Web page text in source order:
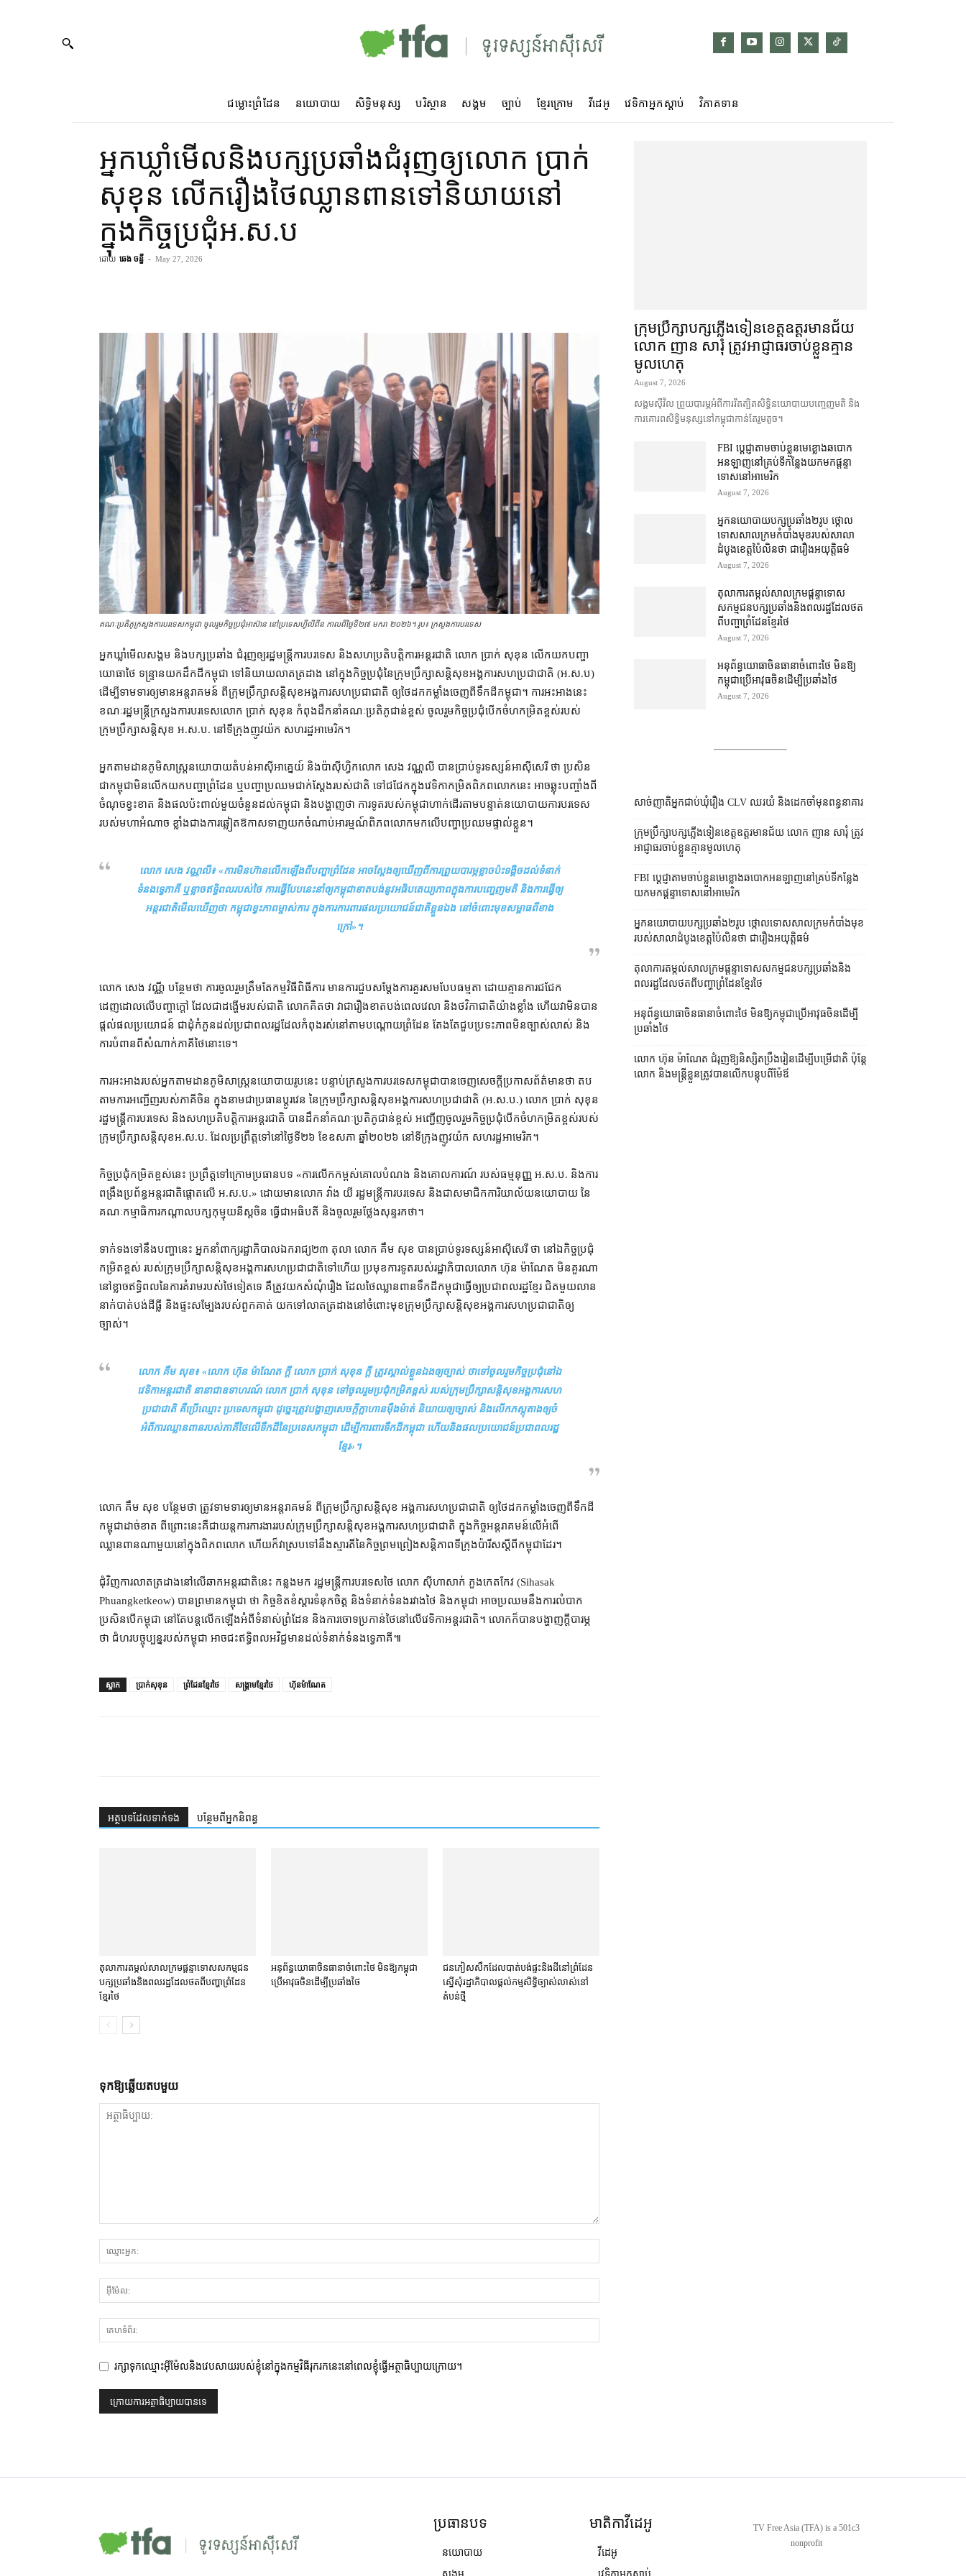
ជម្លោះព្រំដែន នយោបាយ សិទ្ធិមនុស្ស បរិស្ថាន សង្គម ច្បាប់ ខ្មែរក្រោម វីដេអូ វេទិកាអ្នកស្ដាប់ វិភាគទាន
អ្នកឃ្លាំមើល​និង​បក្ស​ប្រឆាំង​ជំរុញ​ឲ្យ​លោក ប្រាក់
សុខុន លើករឿង​ថៃ​ឈ្លានពាន​ទៅ​និយាយ​នៅ​
ក្នុង​កិច្ចប្រជុំ​អ.ស.ប
ដោយ ឆេង ចន្នី - May 27, 2026
គណៈប្រតិភូក្រសួងការបរទេសកម្ពុជា ចូលរួមកិច្ចប្រជុំ​អាស៊ាន នៅប្រទេសហ្វីលីពីន កាលពីថ្ងៃទី២៧ មករា ២០២៦។ រូប៖ ក្រសួងការបរទេស
អ្នកឃ្លាំមើល​សង្គម និង​បក្ស​ប្រឆាំង ជំរុញ​ឲ្យ​រដ្ឋមន្ត្រីការបរទេស និង​សហប្រតិបត្តិការ​អន្តរជាតិ លោក ប្រាក់ សុខុន លើកយក​បញ្ហា​
យោធា​ថៃ ទន្ទ្រាន​យក​ដឹក​ដី​កម្ពុជា ​ទៅ​និយាយ​លាតត្រដាង នៅក្នុង​កិច្ចប្រជុំ​នៃ​ក្រុមប្រឹក្សាសន្តិសុខ​អង្គការសហប្រជាជាតិ (អ.ស.ប)
ដើម្បី​ទាមទារ​ឲ្យ​មាន​អន្តរាគមន៍ ពី​ក្រុមប្រឹក្សាសន្តិសុខ​អង្គការសហប្រជាជាតិ ឲ្យ​ថៃ​ដក​កម្លាំង​ចេញពី​ទឹកដី​កម្ពុជា។ ការ​អះអាង​នេះ
ខណៈ​រដ្ឋមន្ត្រី​ក្រសួង​ការបរទេស​លោក ប្រាក់ សុខុន កំពុង​ដឹកនាំ​គណៈប្រតិភូ​ជាន់ខ្ពស់ ចូលរួម​កិច្ចប្រជុំ​បើកចំហ​កម្រិត​ខ្ពស់​របស់
ក្រុមប្រឹក្សាសន្តិសុខ អ​.​ស​.​ប​. នៅ​ទីក្រុង​ញូវយ៉ក សហរដ្ឋអាមេរិក។
អ្នក​តាមដាន​ភូមិសាស្ត្រ​នយោបាយ​តំបន់​អាស៊ីអាគ្នេយ៍ និង​ប៉ាស៊ីហ្វិក​លោក សេង វណ្ណលី បាន​ប្រាប់​ទូរទស្សន៍​អាស៊ីសេរី ថា ប្រសិន
ជា​កម្ពុជា​មិន​លើកយក​បញ្ហា​ព្រំដែន ឬ​បញ្ហា​ប្រឈម​ជាក់ស្តែង​របស់​ជាតិ ទៅ​ជជែក​ក្នុង​វេទិកា​កម្រិត​ពិភពលោក​នេះ អាច​ឆ្លុះបញ្ចាំង​ពី​
ចំណុច​ខ្វះខាត និង​ផល​ប៉ះពាល់​មួយចំនួន​ដល់​កម្ពុជា និង​បង្ហាញ​ថា ការទូត​របស់​កម្ពុជា​ហាក់​ដើរ​តាម​បន្ទាត់នយោបាយ​ការបរទេស​
របស់​មហា​អំណាច ខ្លាំង​ជាង​ការ​ឆ្លៀតឱកាស​ទាញ​យក​ចំណាប់អារម្មណ៍​ពិភពលោក​មក​លើ​បញ្ហា​ប្រឈម​ផ្ទាល់ខ្លួន។
លោក សេង វណ្ណលី៖ «ការ​មិន​ហ៊ាន​លើកឡើង​ពី​បញ្ហា​ព្រំដែន អាច​ស្តែង​ឲ្យ​ឃើញ​ពី​ការ​ព្រួយ​បារម្ភ​ខ្លាច​ប៉ះទង្គិច​ដល់​ទំនាក់
ទំនង​ទ្វេភាគី ឬ​ខ្លាច​ឥទ្ធិពល​របស់​ថៃ ការ​ធ្វើ​បែបនេះ​នាំ​ឲ្យ​កម្ពុជា​ខាតបង់​នូវ​អធិបតេយ្យភាព​ក្នុង​ការ​បញ្ចេញមតិ និង​ការ​ធ្វើ​ឲ្យ​
អន្តរជាតិ​មើល​ឃើញ​ថា កម្ពុជា​ខ្វះ​ភាព​ម្ចាស់​ការ ក្នុង​ការ​ការពារ​ផលប្រយោជន៍​ជាតិ​ខ្លួនឯង នៅ​ចំពោះមុខ​សម្ពាធ​ពី​ខាង
ក្រៅ»។
លោក សេង វណ្ណី បន្ថែម​ថា ការ​ចូលរួម​ត្រឹមតែ​កម្មវិធី​ពិធីការ មាន​ការ​ជួប​សម្តែង​ការគួរសម​បែប​ធម្មតា ដោយ​គ្មាន​ការ​ជជែក​
ដេញដោល​លើ​បញ្ហា​ក្តៅ ដែល​ជា​ដង្ហើម​របស់​ជាតិ លោក​គិត​ថា វា​ជា​រឿង​ខាតបង់​ពេលវេលា និង​ថវិកាជាតិ​យ៉ាង​ខ្លាំង ហើយ​វា​មិន​បាន​
ផ្តល់​ផលប្រយោជន៍ ជា​ដុំកំភួន​ដល់​ប្រជាពលរដ្ឋ​ដែល​កំពុង​រស់​នៅ​តាម​បណ្តោយ​ព្រំដែន តែងតែ​ជួបប្រទះ​ភាព​មិន​ច្បាស់លាស់ និង​
ការបំពាន​ពី​សំណាក់​ភាគី​ថៃ​នោះ​ទេ។
ការ​អះអាង​របស់​អ្នក​តាមដាន​ភូមិសាស្ត្រ​នយោបាយ​រូប​នេះ បន្ទាប់​ក្រសួង​ការបរទេស​កម្ពុជា​បាន​ចេញ​សេចក្តី​ប្រកាស​ព័ត៌មាន​ថា តប​
តាម​ការ​អញ្ជើញ​របស់​ភាគី​ចិន ក្នុង​នាម​ជា​ប្រធាន​ប្តូរ​វេន នៃ​ក្រុមប្រឹក្សាសន្តិសុខ​អង្គការសហប្រជាជាតិ (​អ​.​ស​.​ប​.) លោក ប្រាក់ សុខុន
រដ្ឋមន្ត្រីការបរទេស និង​សហប្រតិបត្តិការ​អន្តរជាតិ បាន​ដឹកនាំ​គណៈប្រតិភូ​ជាន់ខ្ពស់ អញ្ជើញ​ចូលរួម​កិច្ចប្រជុំ​បើកចំហ​កម្រិត​ខ្ពស់​របស់
ក្រុមប្រឹក្សាសន្តិសុខ​អ​.ស​.​ប​. ដែល​ប្រព្រឹត្តទៅ​នៅ​ថ្ងៃទី​២៦ ខែ​ឧសភា ឆ្នាំ​២០២៦ នៅ​ទីក្រុង​ញូវយ៉ក សហរដ្ឋ​អាមេរិក។
កិច្ចប្រជុំ​កម្រិត​ខ្ពស់​នេះ ប្រព្រឹត្តទៅ​ក្រោម​ប្រធានបទ «​ការ​លើក​កម្ពស់​គោលបំណង និង​គោលការណ៍ របស់​ធម្មនុញ្ញ អ​.​ស​.​ប​. និង​ការ​
ពង្រឹង​ប្រព័ន្ធ​អន្តរជាតិ​ផ្ដោត​លើ អ​.​ស​.​ប​.» ដោយមាន​លោក វ៉ាង យី រដ្ឋមន្ត្រីការបរទេស និង​ជា​សមាជិក​ការិយាល័យ​នយោបាយ នៃ​
គណៈកម្មាធិការ​កណ្តាល​បក្ស​កុម្មុយនីស្ត​ចិន ធ្វើជា​អធិបតី និង​ចូលរួម​ថ្លែង​សុន្ទរកថា។
ទាក់ទង​ទៅ​នឹង​បញ្ហា​នេះ អ្នកនាំពាក្យ​រដ្ឋាភិបាល​ឯករាជ្យ​២៣ តុលា លោក គឹម សុខ បាន​ប្រាប់​ទូរទស្សន៍​អាស៊ីសេរី ថា នៅ​ឯ​កិច្ចប្រជុំ​
កម្រិត​ខ្ពស់ របស់​ក្រុមប្រឹក្សាសន្តិសុខ​អង្គការសហប្រជាជាតិ​ទៅ​ហើយ ប្រមុខ​ការទូត​របស់​រដ្ឋាភិបាល​លោក ហ៊ុន ម៉ាណែត មិនគួរ​ណា
នៅ​ខ្លាច​ឥទ្ធិពល​នៃ​ការ​គំរាម​របស់​ថៃ​ទៀត​ទេ គឺ​ត្រូវ​យក​សំណុំរឿង ដែល​ថៃ​ឈ្លានពាន​ទឹកដី​កម្ពុជា​ធ្វើ​ឲ្យ​ប្រជាពលរដ្ឋ​ខ្មែរ ជិត​មួយ​លាន​
នាក់​បាត់បង់​ដីធ្លី និង​ផ្ទះសម្បែង​របស់​ពួកគាត់ យក​ទៅ​លាតត្រដាង​នៅ​ចំពោះមុខ​ក្រុមប្រឹក្សាសន្តិសុខ​អង្គការសហប្រជាជាតិ​ឲ្យ​
ច្បាស់។
លោក គឹម សុខ៖ «លោក ហ៊ុន ម៉ាណែត ក្តី លោក ប្រាក់ សុខុន ក្ដី ត្រូវ​ស្គាល់​ខ្លួនឯង​ឲ្យ​ច្បាស់ ថា​ទៅ​ចូលរួម​កិច្ចប្រជុំ​នៅ​ឯ​
វេទិកា​អន្តរជាតិ នានា​ជា​ឧទាហរណ៍ លោក ប្រាក់ សុខុន ទៅ​ចូលរួម​ប្រជុំ​កម្រិត​ខ្ពស់ របស់​ក្រុមប្រឹក្សាសន្តិសុខ​អង្គការសហ
ប្រជាជាតិ គឺ​ប្រើ​ឈ្មោះ ប្រទេស​កម្ពុជា ដូច្នេះ​ត្រូវ​បង្ហាញ​សេចក្តី​ក្លាហាន​ម៉ឺងម៉ាត់ និយាយ​ឲ្យ​ច្បាស់ និង​លើក​ភស្តុតាង​ឲ្យ​ចំ
អំពី​ការឈ្លានពាន​របស់​ភាគី​ថៃ​លើ​ទឹកដី​នៃ​ប្រទេស​កម្ពុជា ដើម្បី​ការពារ​ទឹកដី​កម្ពុជា ហើយ​និង​ផលប្រយោជន៍​ប្រជាពលរដ្ឋ​
ខ្មែរ»។
លោក គឹម សុខ បន្ថែម​ថា ត្រូវ​ទាមទារ​ឲ្យ​មាន​អន្តរាគមន៍ ពី​ក្រុមប្រឹក្សាសន្តិសុខ អង្គការ​សហប្រជាជាតិ ឲ្យ​ថៃ​ដក​កម្លាំង​ចេញពី​ទឹកដី​
កម្ពុជា​ដាច់ខាត ពីព្រោះ​នេះ​គឺជា​យន្តការ​ការងារ​របស់​ក្រុមប្រឹក្សាសន្តិសុខ​អង្គការសហប្រជាជាតិ ក្នុង​កិច្ច​អន្តរាគមន៍​លើ​អំពើ​
ឈ្លានពាន​ណាមួយ​នៅក្នុង​ពិភពលោក ហើយក៏​វា​ស្រប​ទៅ​នឹង​ស្មារតី​នៃ​កិច្ចព្រមព្រៀង​សន្តិភាព​ទីក្រុង​ប៉ារីស​ស្ដីពី​កម្ពុជា​ដែរ។
ជុំវិញ​ការ​លាតត្រដាង​នៅ​លើ​ឆាក​អន្តរជាតិ​នេះ កន្លងមក រដ្ឋមន្ត្រីការបរទេស​ថៃ លោក ស៊ីហាសាក់ ភួងកេតកែវ (Sihasak
Phuangketkeow) បាន​ព្រមាន​កម្ពុជា ថា កិច្ច​ខិតខំ​ស្ដារ​ទំនុកចិត្ត និង​ទំនាក់ទំនង​រវាង​ថៃ និង​កម្ពុជា អាច​ប្រឈម​នឹង​ការ​លំបាក
ប្រសិនបើ​កម្ពុជា នៅតែ​បន្ត​លើកឡើង​អំពី​ទំនាស់​ព្រំដែន និង​ការចោទប្រកាន់​ថៃ​នៅ​លើ​វេទិកា​អន្តរជាតិ​។ លោក​ក៏​បាន​បង្ហាញ​ក្តី​បារម្ភ​
ថា ជំហរ​បច្ចុប្បន្ន​របស់​កម្ពុជា អាច​ជះឥទ្ធិពល​អវិជ្ជមាន​ដល់​ទំនាក់ទំនង​ទ្វេភាគី៕
ស្លាក ប្រាក់សុខុន ព្រំដែនខ្មែរថៃ សង្គ្រាមខ្មែរថៃ ហ៊ុនម៉ាណែត
អត្ថបទ​ដែល​ទាក់ទង បន្ថែម​ពី​អ្នកនិពន្ធ
តុលាការ​តម្កល់​សាលក្រម​ផ្ដន្ទាទោស​សកម្មជន​
បក្ស​ប្រឆាំង​និង​ពលរដ្ឋ​ដែល​ថត​ពី​បញ្ហា​ព្រំដែន​
ខ្មែរ​ថៃ
អនុព័ន្ធយោធា​ចិន​ធានា​ចំពោះ​ថៃ មិន​ឱ្យ​កម្ពុជា​
ប្រើ​អាវុធ​ចិន​ដើម្បី​ប្រឆាំង​ថៃ ​
ជនភៀសសឹក​ដែល​បាត់បង់​ផ្ទះ​និង​ដី​នៅ​ព្រំដែន​
ស្នើសុំ​រដ្ឋាភិបាល​ផ្តល់​កម្មសិទ្ធិ​ច្បាស់លាស់​នៅ​
តំបន់​ថ្មី
ទុក​ឱ្យ​ឆ្លើយ​តប​មួយ
រក្សាទុកឈ្មោះអ៊ីម៉ែលនិងវេបសាយរបស់ខ្ញុំនៅក្នុងកម្មវិធីរុករកនេះនៅពេលខ្ញុំធ្វើអត្ថាធិប្បាយក្រោយ។
ក្រុមប្រឹក្សា​បក្ស​ភ្លើងទៀន​ខេត្ត​ឧត្ដរមានជ័យ
លោក ញាន សារុំ ត្រូវ​អាជ្ញាធរ​ចាប់ខ្លួន​គ្មាន​
មូលហេតុ
August 7, 2026
សង្គម​ស៊ីវិល ព្រួយបារម្ភ​អំពី​ការ​រឹតត្បិត​សិទ្ធិ​នយោបាយ​បញ្ចេញមតិ និង​
ការគោរព​សិទ្ធិមនុស្ស​នៅ​កម្ពុជា​កាន់តែ​រួម​តូច។
FBI ប្ដេជ្ញា​តាម​ចាប់ខ្លួន​មេខ្លោង​ឆបោក​
អនឡាញ​នៅ​គ្រប់​ទីកន្លែង​យក​មក​ផ្ដន្ទា
ទោស​នៅ​អាមេរិក
August 7, 2026
អ្នកនយោបាយ​បក្ស​ប្រឆាំង​២​រូប ថ្កោល
ទោស​សាលក្រម​កំបាំងមុខ​របស់​សាលា
ដំបូង​ខេត្ត​ប៉ៃលិន​ថា ជា​រឿង​អយុត្តិធម៌
August 7, 2026
តុលាការ​តម្កល់​សាលក្រម​ផ្ដន្ទាទោស​
សកម្មជន​បក្ស​ប្រឆាំង​និង​ពលរដ្ឋ​ដែល​ថត​
ពី​បញ្ហា​ព្រំដែន​ខ្មែរ​ថៃ
August 7, 2026
អនុព័ន្ធយោធា​ចិន​ធានា​ចំពោះ​ថៃ មិន​ឱ្យ​
កម្ពុជា​ប្រើ​អាវុធ​ចិន​ដើម្បី​ប្រឆាំង​ថៃ ​
August 7, 2026
សាច់ញាតិអ្នកជាប់ឃុំរឿង CLV ឈរយំ និងដេកចាំមុនពន្ធនាគារ
ក្រុមប្រឹក្សា​បក្ស​ភ្លើងទៀន​ខេត្ត​ឧត្ដរមានជ័យ លោក ញាន សារុំ ត្រូវ​
អាជ្ញាធរ​ចាប់ខ្លួន​គ្មាន​មូលហេតុ
FBI ប្ដេជ្ញា​តាម​ចាប់ខ្លួន​មេខ្លោង​ឆបោក​អនឡាញ​នៅ​គ្រប់​ទីកន្លែង​
យក​មក​ផ្ដន្ទាទោស​នៅ​អាមេរិក
អ្នកនយោបាយ​បក្ស​ប្រឆាំង​២​រូប ថ្កោលទោស​សាលក្រម​កំបាំងមុខ​
របស់​សាលាដំបូង​ខេត្ត​ប៉ៃលិន​ថា ជា​រឿង​អយុត្តិធម៌
តុលាការ​តម្កល់​សាលក្រម​ផ្ដន្ទាទោស​សកម្មជន​បក្ស​ប្រឆាំង​និង​
ពលរដ្ឋ​ដែល​ថត​ពី​បញ្ហា​ព្រំដែន​ខ្មែរ​ថៃ
អនុព័ន្ធយោធា​ចិន​ធានា​ចំពោះ​ថៃ មិន​ឱ្យ​កម្ពុជា​ប្រើ​អាវុធ​ចិន​ដើម្បី​
ប្រឆាំង​ថៃ ​
លោក ហ៊ុន ម៉ាណែត ជំរុញ​ឱ្យ​និស្សិត​ប្រឹងរៀន​ដើម្បី​បម្រើ​ជាតិ ប៉ុន្តែ​
លោក និង​មន្ត្រី​​ខ្លួន​ត្រូវ​បាន​លើក​បន្តុប​ពី​ម៉ែឪ
ប្រធានបទ
នយោបាយ
មាតិកាវីដេអូ
វីដេអូ
TV Free Asia (TFA) is a 501c3
nonprofit